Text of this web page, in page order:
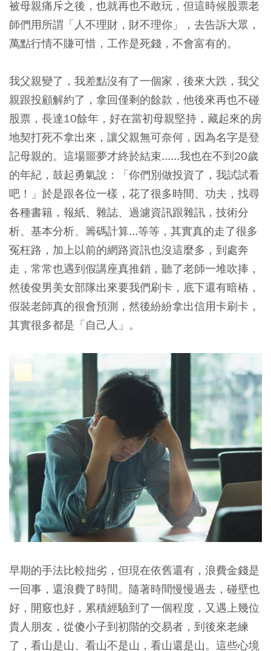
被母親痛斥之後，也就再也不敢玩，但這時候股票老
師們用所謂「人不理財，財不理你」，去告訴大眾，
萬點行情不賺可惜，工作是死錢，不會富有的。
我父親變了，我差點沒有了一個家，後來大跌，我父
親跟投顧解約了，拿回僅剩的餘款，他後來再也不碰
股票，長達10餘年，好在當初母親堅持，藏起來的房
地契打死不拿出來，讓父親無可奈何，因為名字是登
記母親的。這場噩夢才終於結束......我也在不到20歲
的年紀，鼓起勇氣說：「你們別做投資了，我試試看
吧！」於是跟各位一樣，花了很多時間、功夫，找尋
各種書籍，報紙、雜誌、過濾資訊跟雜訊，技術分
析、基本分析、籌碼計算...等等，其實真的走了很多
冤枉路，加上以前的網路資訊也沒這麼多，到處奔
走，常常也遇到假講座真推銷，聽了老師一堆吹捧，
然後俊男美女部隊出來要我們刷卡，底下還有暗樁，
假裝老師真的很會預測，然後紛紛拿出信用卡刷卡，
其實很多都是「自己人」。
早期的手法比較拙劣，但現在依舊還有，浪費金錢是
一回事，還浪費了時間。隨著時間慢慢過去，碰壁也
好，開竅也好，累積經驗到了一個程度，又遇上幾位
貴人朋友，從傻小子到初階的交易者，到後來老練
了，看山是山、看山不是山，看山還是山。這些心境